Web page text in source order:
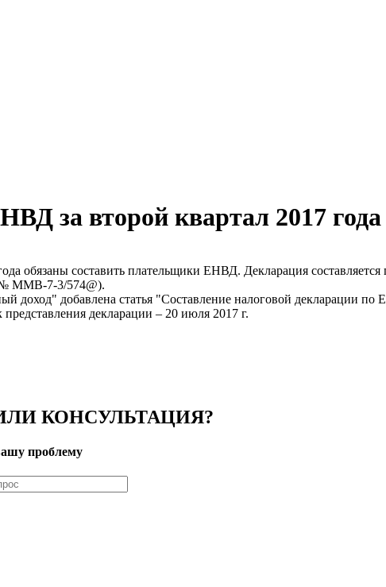
за второй квартал 2017
обязаны составить плательщики ЕНВД. Декларация
ММВ-7-3/574@).
доход" добавлена статья "Составление налоговой декларации
декларации – 20 июля 2017 г.
КОНСУЛЬТАЦИЯ?
проблему